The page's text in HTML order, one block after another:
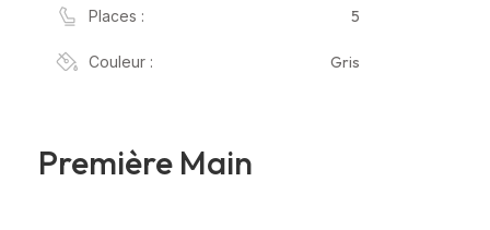
Places : 5
Couleur : Gris
Première Main